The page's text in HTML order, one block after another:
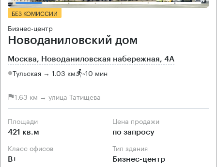
БЕЗ КОМИССИИ
Бизнес-центр
Новоданиловский дом
Москва, Новоданиловская набережная, 4А
Тульская → 1.03 км ~10 мин
1.63 км → улица Татищева
Площади
421 кв.м
Цена продажи
по запросу
Класс офисов
B+
Тип здания
Бизнес-центр